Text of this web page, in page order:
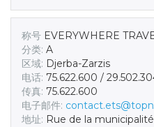
称号 EVERYWHERE
分类: A
区域: Djerba-Zarzis
电话: 75.622.600 /
传真: 75.622.600
电子邮件:
地址: Rue de la